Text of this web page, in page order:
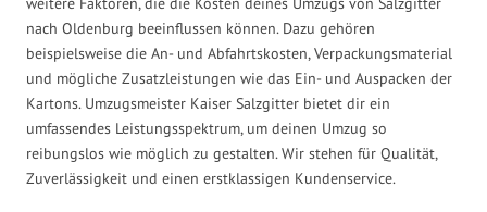
nach Oldenburg beeinflussen können. Dazu gehören
beispielsweise die An- und Abfahrtskosten, Verpackungsmaterial
und mögliche Zusatzleistungen wie das Ein- und Auspacken der
Kartons. Umzugsmeister Kaiser Salzgitter bietet dir ein
umfassendes Leistungsspektrum, um deinen Umzug so
reibungslos wie möglich zu gestalten. Wir stehen für Qualität,
Zuverlässigkeit und einen erstklassigen Kundenservice.